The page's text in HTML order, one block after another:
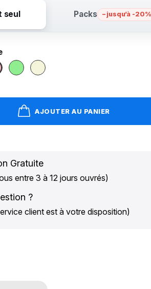
seul Packs – jusqu’à -20%
Vert
Beige
AJOUTER AU PANIER
Gratuite
entre 3 à 12 jours ouvrés)
?
client est à votre disposition)